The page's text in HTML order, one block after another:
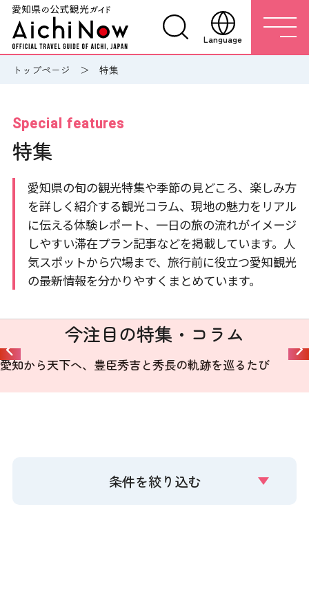
Language
トップページ 特集
Special features
特集
愛知県の旬の観光特集や季節の見どころ、楽しみ方
を詳しく紹介する観光コラム、現地の魅力をリアル
に伝える体験レポート、一日の旅の流れがイメージ
しやすい滞在プラン記事などを掲載しています。人
気スポットから穴場まで、旅行前に役立つ愛知観光
の最新情報を分かりやすくまとめています。
今注目の特集・コラム
愛知から天下へ、豊臣秀吉と秀長の軌跡を巡るたび
条件を絞り込む